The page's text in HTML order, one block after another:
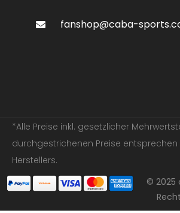
fanshop@caba-
*Alle Preise inkl. gesetzlicher
durchgestrichenen Preise entsprechen
Herstellers.
© 2025